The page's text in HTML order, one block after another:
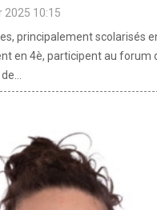
2025 10:15
principalement scolarisés
en 4è, participent au forum